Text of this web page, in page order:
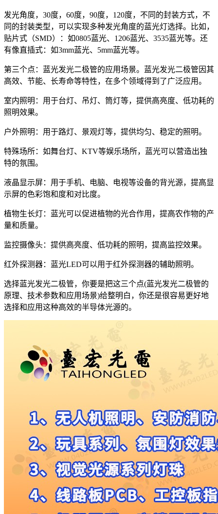
发光角度，30度，60度，90度，120度，不同的封装方式，不
同的封装类型，可以实现多种发光角度的蓝光灯选择。比如，
贴片式（SMD）：如0805蓝光、1206蓝光、3535蓝光等。还
有像直插式：如3mm蓝光、5mm蓝光等。
第三个点：蓝光发光二极管的应用场景。蓝光发光二极管因其
高效、节能、长寿命等特性，在多个领域得到了广泛应用。
室内照明：用于台灯、吊灯、筒灯等，提供高亮度、低功耗的
照明效果。
户外照明：用于路灯、景观灯等，提供均匀、稳定的照明。
特殊场所：如舞台灯、KTV等娱乐场所，蓝光可以营造出独
特的氛围。
液晶显示屏：用于手机、电脑、电视等设备的背光源，提高显
示屏的色彩饱和度和对比度。
植物生长灯：蓝光可以促进植物的光合作用，提高农作物的产
量和质量。
监控摄像头：提供高亮度、低功耗的照明，提高监控效果。
红外探测器：蓝光LED可以用于红外探测器的辅助照明。
选择蓝光发光二极管，你要是把这三个点(蓝光发光二极管的
原理、技术参数和应用场景)给整明白，你还是很容易更好地
选择和应用这种高效的半导体光源的。